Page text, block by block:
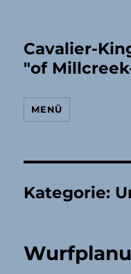
Cavalier-
"of
MENÜ
Kategorie: